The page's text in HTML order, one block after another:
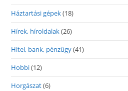
Háztartási gépek(18)
Hírek, híroldalak(26)
Hitel, bank, pénzügy(41)
Hobbi(12)
Horgászat(6)